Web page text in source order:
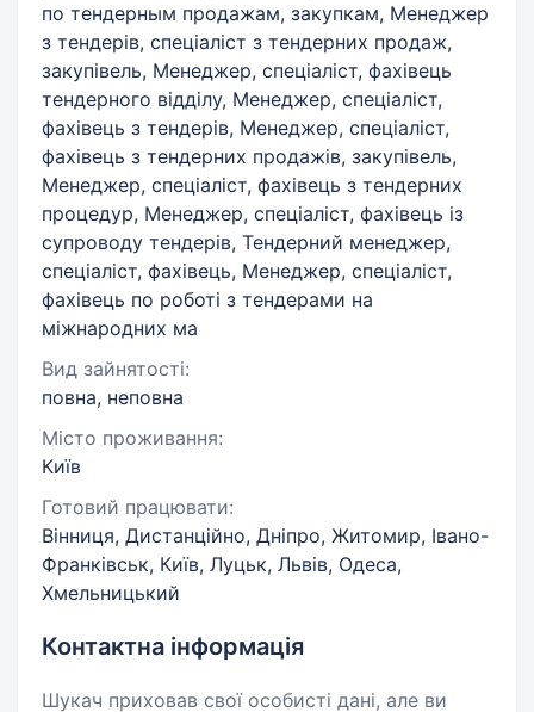
по тендерным продажам, закупкам, Менеджер
з тендерів, спеціаліст з тендерних продаж,
закупівель, Менеджер, спеціаліст, фахівець
тендерного відділу, Менеджер, спеціаліст,
фахівець з тендерів, Менеджер, спеціаліст,
фахівець з тендерних продажів, закупівель,
Менеджер, спеціаліст, фахівець з тендерних
процедур, Менеджер, спеціаліст, фахівець із
супроводу тендерів, Тендерний менеджер,
спеціаліст, фахівець, Менеджер, спеціаліст,
фахівець по роботі з тендерами на
міжнародних ма
Вид зайнятості:
повна, неповна
Місто проживання:
Київ
Готовий працювати:
Вінниця, Дистанційно, Дніпро, Житомир, Івано-
Франківськ, Київ, Луцьк, Львів, Одеса,
Хмельницький
Контактна інформація
Шукач приховав свої особисті дані, але ви